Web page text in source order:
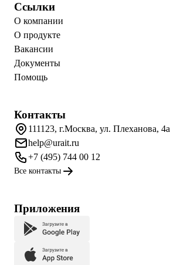
Ссылки
О компании
О продукте
Вакансии
Документы
Помощь
Контакты
111123, г.Москва, ул. Плеханова, 4а
help@urait.ru
+7 (495) 744 00 12
Все контакты
Приложения